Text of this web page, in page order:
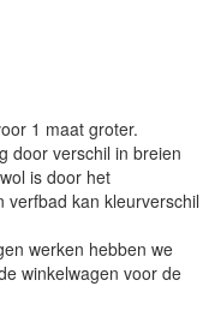
1 maat groter.
door verschil in breien
is door het
verfbad kan kleurverschil
werken hebben we
winkelwagen voor de